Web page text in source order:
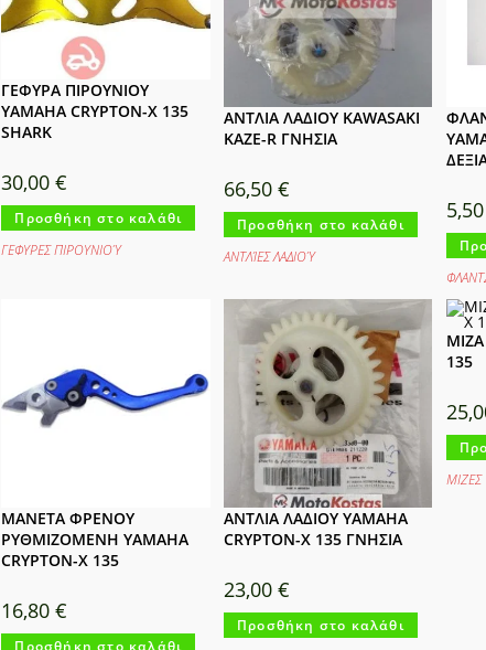
ΓΕΦΥΡΑ ΠΙΡΟΥΝΙΟΥ
YAMAHA CRYPTON-X 135
SHARK
30,00€
Προσθήκη στο καλάθι
ΓΕΦΥΡΕΣ ΠΙΡΟΥΝΙΟΎ
ΑΝΤΛΙΑ ΛΑΔΙΟΥ KAWASAKI
KAZE-R ΓΝΗΣΙΑ
66,50€
Προσθήκη στο καλάθι
ΑΝΤΛΊΕΣ ΛΑΔΙΟΎ
ΜΑΝΕΤΑ ΦΡΕΝΟΥ
ΡΥΘΜΙΖΟΜΕΝΗ YAMAHA
CRYPTON-X 135
16,80€
Προσθήκη στο καλάθι
ΑΝΤΛΙΑ ΛΑΔΙΟΥ YAMAHA
CRYPTON-X 135 ΓΝΗΣΙΑ
23,00€
Προσθήκη στο καλάθι
ΜΙΖΑ
135
ΜΙΖΕΣ